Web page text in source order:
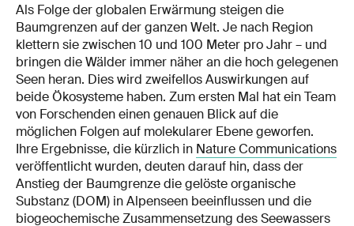
Als Folge der globalen Erwärmung steigen die
Baumgrenzen auf der ganzen Welt. Je nach Region
klettern sie zwischen 10 und 100 Meter pro Jahr – und
bringen die Wälder immer näher an die hoch gelegenen
Seen heran. Dies wird zweifellos Auswirkungen auf
beide Ökosysteme haben. Zum ersten Mal hat ein Team
von Forschenden einen genauen Blick auf die
möglichen Folgen auf molekularer Ebene geworfen.
Ihre Ergebnisse, die kürzlich in Nature Communications
veröffentlicht wurden, deuten darauf hin, dass der
Anstieg der Baumgrenze die gelöste organische
Substanz (DOM) in Alpenseen beeinflussen und die
biogeochemische Zusammensetzung des Seewassers